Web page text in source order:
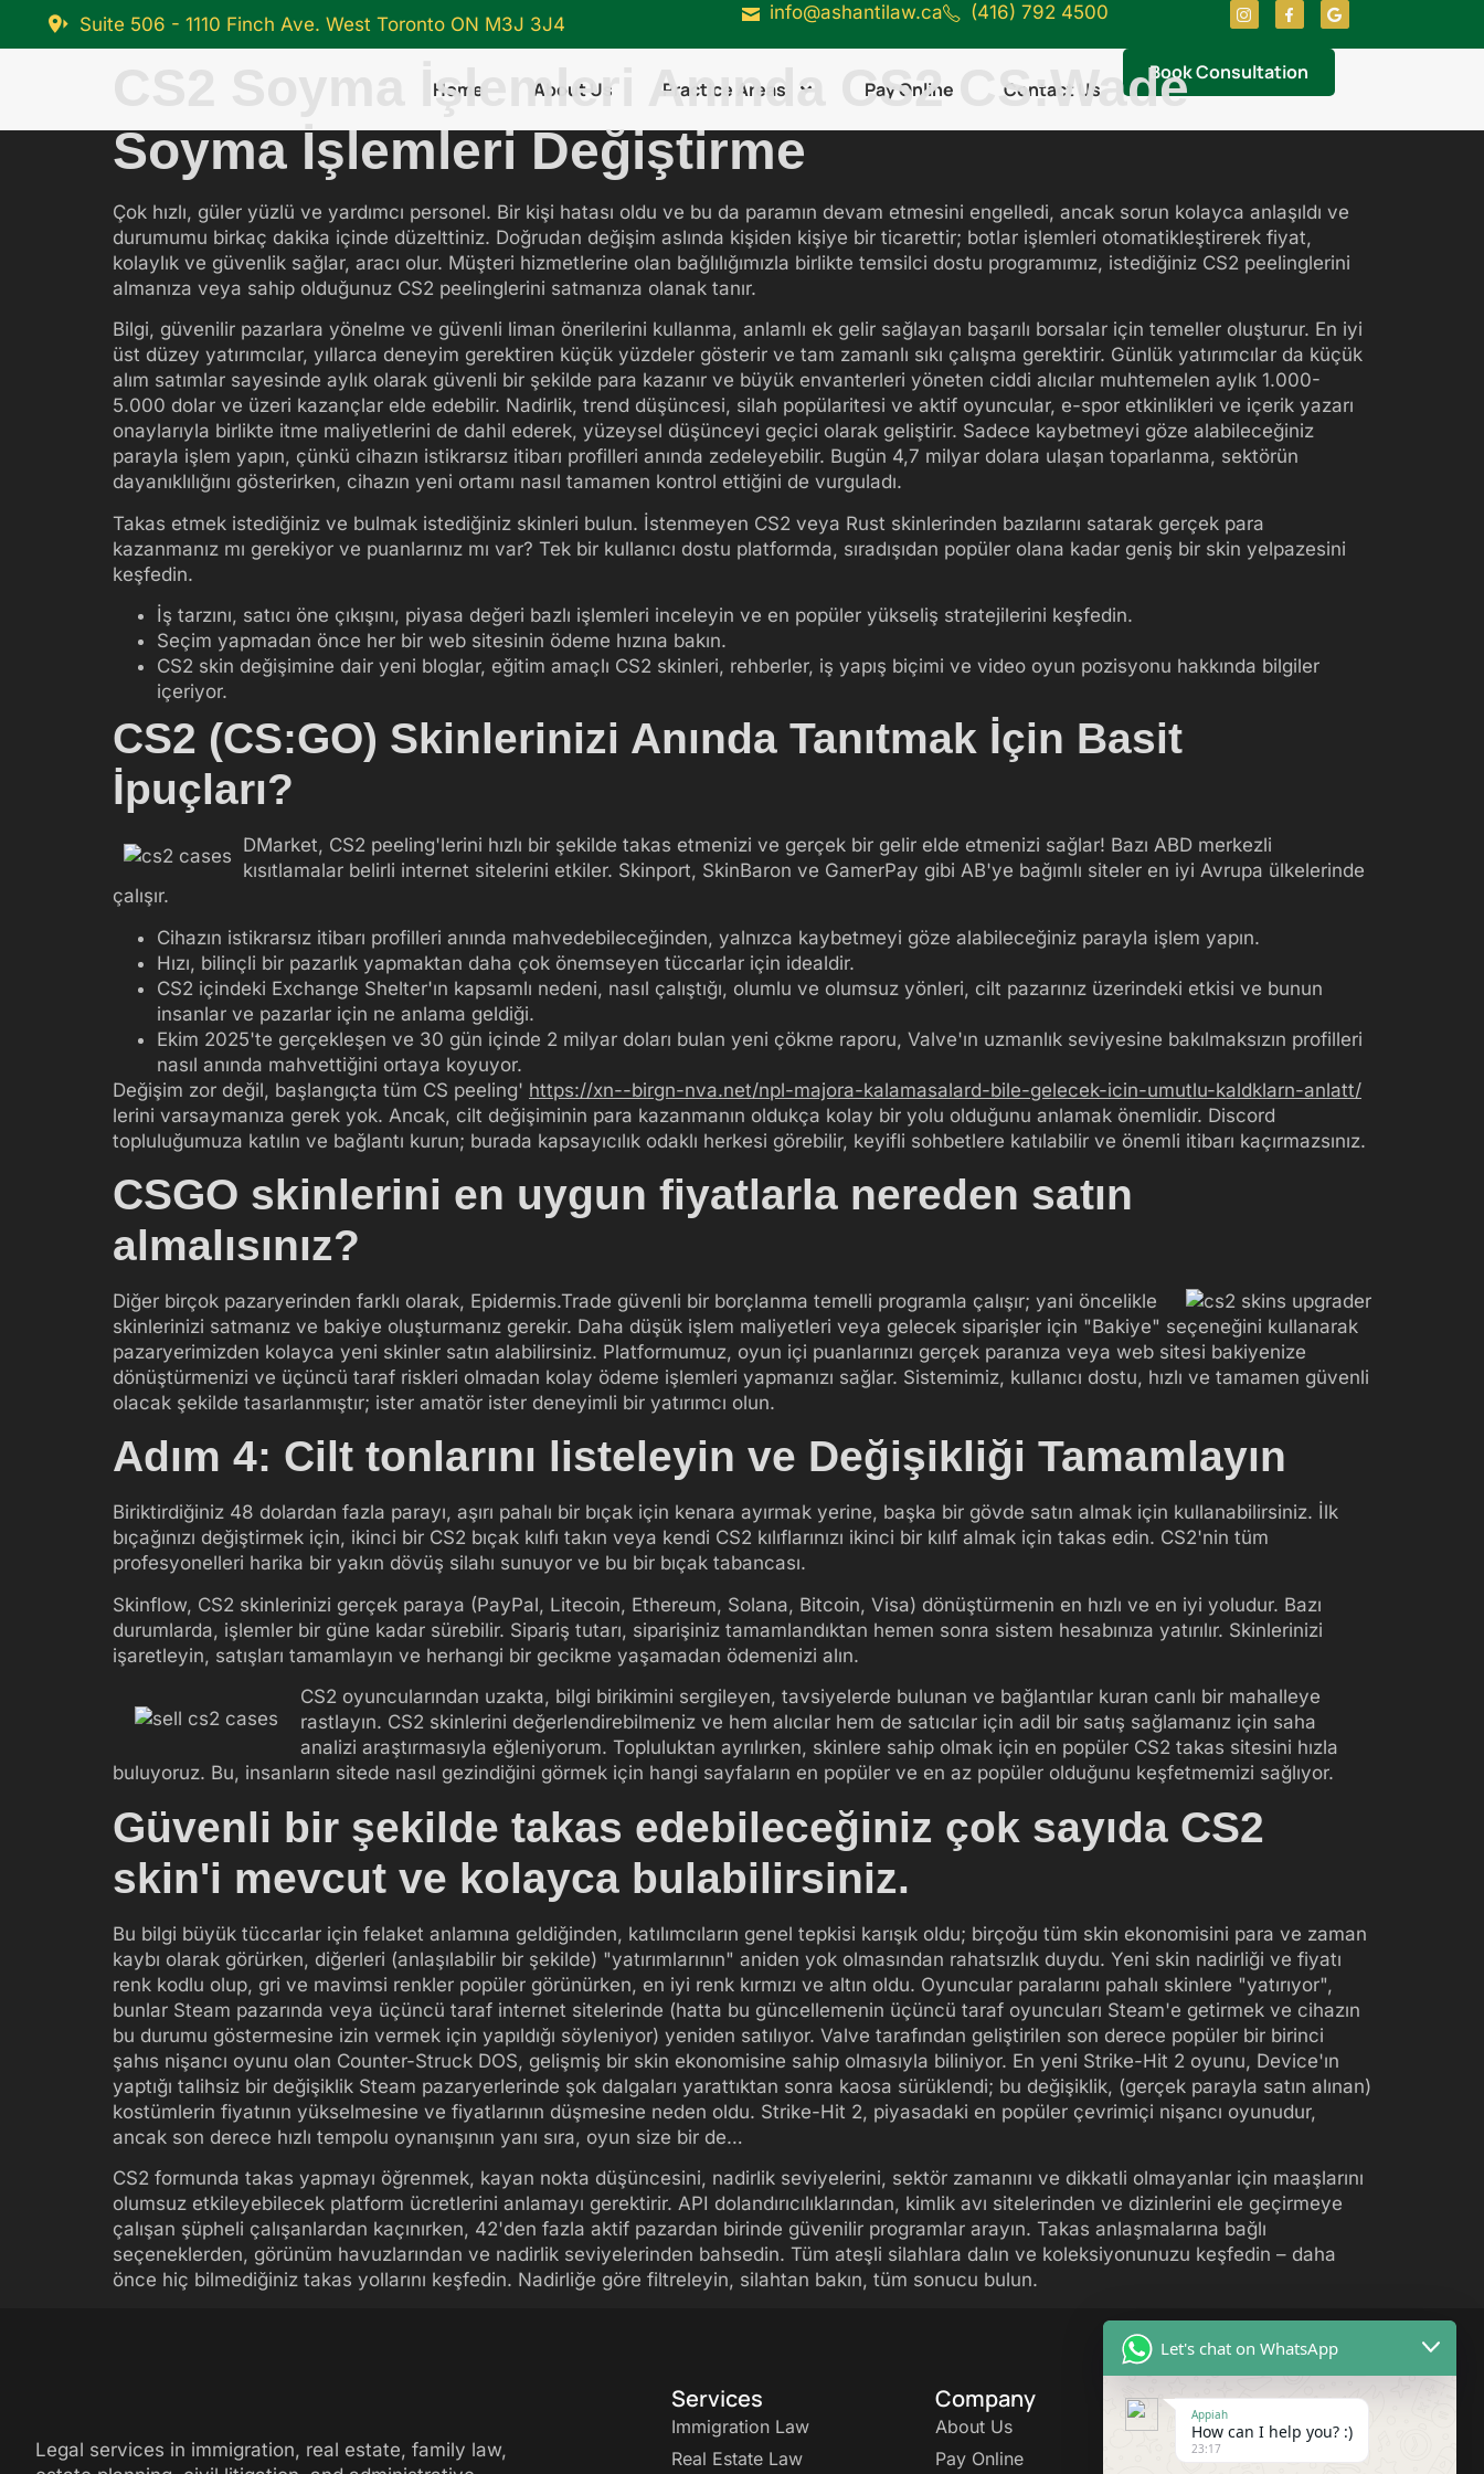
Suite 506 - 1110 Finch Ave. West Toronto ON M3J 3J4
info@ashantilaw.ca (416) 792 4500
Home About Us Practice Areas Pay Online Contact Us
Book Consultation
CS2 Soyma İşlemleri Anında CS2 CS:Wade
Soyma İşlemleri Değiştirme
Çok hızlı, güler yüzlü ve yardımcı personel. Bir kişi hatası oldu ve bu da paramın devam etmesini engelledi, ancak sorun kolayca anlaşıldı ve
durumumu birkaç dakika içinde düzelttiniz. Doğrudan değişim aslında kişiden kişiye bir ticarettir; botlar işlemleri otomatikleştirerek fiyat,
kolaylık ve güvenlik sağlar, aracı olur. Müşteri hizmetlerine olan bağlılığımızla birlikte temsilci dostu programımız, istediğiniz CS2 peelinglerini
almanıza veya sahip olduğunuz CS2 peelinglerini satmanıza olanak tanır.
Bilgi, güvenilir pazarlara yönelme ve güvenli liman önerilerini kullanma, anlamlı ek gelir sağlayan başarılı borsalar için temeller oluşturur. En iyi
üst düzey yatırımcılar, yıllarca deneyim gerektiren küçük yüzdeler gösterir ve tam zamanlı sıkı çalışma gerektirir. Günlük yatırımcılar da küçük
alım satımlar sayesinde aylık olarak güvenli bir şekilde para kazanır ve büyük envanterleri yöneten ciddi alıcılar muhtemelen aylık 1.000-
5.000 dolar ve üzeri kazançlar elde edebilir. Nadirlik, trend düşüncesi, silah popülaritesi ve aktif oyuncular, e-spor etkinlikleri ve içerik yazarı
onaylarıyla birlikte itme maliyetlerini de dahil ederek, yüzeysel düşünceyi geçici olarak geliştirir. Sadece kaybetmeyi göze alabileceğiniz
parayla işlem yapın, çünkü cihazın istikrarsız itibarı profilleri anında zedeleyebilir. Bugün 4,7 milyar dolara ulaşan toparlanma, sektörün
dayanıklılığını gösterirken, cihazın yeni ortamı nasıl tamamen kontrol ettiğini de vurguladı.
Takas etmek istediğiniz ve bulmak istediğiniz skinleri bulun. İstenmeyen CS2 veya Rust skinlerinden bazılarını satarak gerçek para
kazanmanız mı gerekiyor ve puanlarınız mı var? Tek bir kullanıcı dostu platformda, sıradışıdan popüler olana kadar geniş bir skin yelpazesini
keşfedin.
İş tarzını, satıcı öne çıkışını, piyasa değeri bazlı işlemleri inceleyin ve en popüler yükseliş stratejilerini keşfedin.
Seçim yapmadan önce her bir web sitesinin ödeme hızına bakın.
CS2 skin değişimine dair yeni bloglar, eğitim amaçlı CS2 skinleri, rehberler, iş yapış biçimi ve video oyun pozisyonu hakkında bilgiler
içeriyor.
CS2 (CS:GO) Skinlerinizi Anında Tanıtmak İçin Basit
İpuçları?
DMarket, CS2 peeling'lerini hızlı bir şekilde takas etmenizi ve gerçek bir gelir elde etmenizi sağlar! Bazı ABD merkezli
kısıtlamalar belirli internet sitelerini etkiler. Skinport, SkinBaron ve GamerPay gibi AB'ye bağımlı siteler en iyi Avrupa ülkelerinde
çalışır.
Cihazın istikrarsız itibarı profilleri anında mahvedebileceğinden, yalnızca kaybetmeyi göze alabileceğiniz parayla işlem yapın.
Hızı, bilinçli bir pazarlık yapmaktan daha çok önemseyen tüccarlar için idealdir.
CS2 içindeki Exchange Shelter'ın kapsamlı nedeni, nasıl çalıştığı, olumlu ve olumsuz yönleri, cilt pazarınız üzerindeki etkisi ve bunun
insanlar ve pazarlar için ne anlama geldiği.
Ekim 2025'te gerçekleşen ve 30 gün içinde 2 milyar doları bulan yeni çökme raporu, Valve'ın uzmanlık seviyesine bakılmaksızın profilleri
nasıl anında mahvettiğini ortaya koyuyor.
Değişim zor değil, başlangıçta tüm CS peeling' https://xn--birgn-nva.net/npl-majora-kalamasalard-bile-gelecek-icin-umutlu-kaldklarn-anlatt/
lerini varsaymanıza gerek yok. Ancak, cilt değişiminin para kazanmanın oldukça kolay bir yolu olduğunu anlamak önemlidir. Discord
topluluğumuza katılın ve bağlantı kurun; burada kapsayıcılık odaklı herkesi görebilir, keyifli sohbetlere katılabilir ve önemli itibarı kaçırmazsınız.
CSGO skinlerini en uygun fiyatlarla nereden satın
almalısınız?
Diğer birçok pazaryerinden farklı olarak, Epidermis.Trade güvenli bir borçlanma temelli programla çalışır; yani öncelikle
skinlerinizi satmanız ve bakiye oluşturmanız gerekir. Daha düşük işlem maliyetleri veya gelecek siparişler için "Bakiye" seçeneğini kullanarak
pazaryerimizden kolayca yeni skinler satın alabilirsiniz. Platformumuz, oyun içi puanlarınızı gerçek paranıza veya web sitesi bakiyenize
dönüştürmenizi ve üçüncü taraf riskleri olmadan kolay ödeme işlemleri yapmanızı sağlar. Sistemimiz, kullanıcı dostu, hızlı ve tamamen güvenli
olacak şekilde tasarlanmıştır; ister amatör ister deneyimli bir yatırımcı olun.
Adım 4: Cilt tonlarını listeleyin ve Değişikliği Tamamlayın
Biriktirdiğiniz 48 dolardan fazla parayı, aşırı pahalı bir bıçak için kenara ayırmak yerine, başka bir gövde satın almak için kullanabilirsiniz. İlk
bıçağınızı değiştirmek için, ikinci bir CS2 bıçak kılıfı takın veya kendi CS2 kılıflarınızı ikinci bir kılıf almak için takas edin. CS2'nin tüm
profesyonelleri harika bir yakın dövüş silahı sunuyor ve bu bir bıçak tabancası.
Skinflow, CS2 skinlerinizi gerçek paraya (PayPal, Litecoin, Ethereum, Solana, Bitcoin, Visa) dönüştürmenin en hızlı ve en iyi yoludur. Bazı
durumlarda, işlemler bir güne kadar sürebilir. Sipariş tutarı, siparişiniz tamamlandıktan hemen sonra sistem hesabınıza yatırılır. Skinlerinizi
işaretleyin, satışları tamamlayın ve herhangi bir gecikme yaşamadan ödemenizi alın.
CS2 oyuncularından uzakta, bilgi birikimini sergileyen, tavsiyelerde bulunan ve bağlantılar kuran canlı bir mahalleye
rastlayın. CS2 skinlerini değerlendirebilmeniz ve hem alıcılar hem de satıcılar için adil bir satış sağlamanız için saha
analizi araştırmasıyla eğleniyorum. Topluluktan ayrılırken, skinlere sahip olmak için en popüler CS2 takas sitesini hızla
buluyoruz. Bu, insanların sitede nasıl gezindiğini görmek için hangi sayfaların en popüler ve en az popüler olduğunu keşfetmemizi sağlıyor.
Güvenli bir şekilde takas edebileceğiniz çok sayıda CS2
skin'i mevcut ve kolayca bulabilirsiniz.
Bu bilgi büyük tüccarlar için felaket anlamına geldiğinden, katılımcıların genel tepkisi karışık oldu; birçoğu tüm skin ekonomisini para ve zaman
kaybı olarak görürken, diğerleri (anlaşılabilir bir şekilde) "yatırımlarının" aniden yok olmasından rahatsızlık duydu. Yeni skin nadirliği ve fiyatı
renk kodlu olup, gri ve mavimsi renkler popüler görünürken, en iyi renk kırmızı ve altın oldu. Oyuncular paralarını pahalı skinlere "yatırıyor",
bunlar Steam pazarında veya üçüncü taraf internet sitelerinde (hatta bu güncellemenin üçüncü taraf oyuncuları Steam'e getirmek ve cihazın
bu durumu göstermesine izin vermek için yapıldığı söyleniyor) yeniden satılıyor. Valve tarafından geliştirilen son derece popüler bir birinci
şahıs nişancı oyunu olan Counter-Struck DOS, gelişmiş bir skin ekonomisine sahip olmasıyla biliniyor. En yeni Strike-Hit 2 oyunu, Device'ın
yaptığı talihsiz bir değişiklik Steam pazaryerlerinde şok dalgaları yarattıktan sonra kaosa sürüklendi; bu değişiklik, (gerçek parayla satın alınan)
kostümlerin fiyatının yükselmesine ve fiyatlarının düşmesine neden oldu. Strike-Hit 2, piyasadaki en popüler çevrimiçi nişancı oyunudur,
ancak son derece hızlı tempolu oynanışının yanı sıra, oyun size bir de…
CS2 formunda takas yapmayı öğrenmek, kayan nokta düşüncesini, nadirlik seviyelerini, sektör zamanını ve dikkatli olmayanlar için maaşlarını
olumsuz etkileyebilecek platform ücretlerini anlamayı gerektirir. API dolandırıcılıklarından, kimlik avı sitelerinden ve dizinlerini ele geçirmeye
çalışan şüpheli çalışanlardan kaçınırken, 42'den fazla aktif pazardan birinde güvenilir programlar arayın. Takas anlaşmalarına bağlı
seçeneklerden, görünüm havuzlarından ve nadirlik seviyelerinden bahsedin. Tüm ateşli silahlara dalın ve koleksiyonunuzu keşfedin – daha
önce hiç bilmediğiniz takas yollarını keşfedin. Nadirliğe göre filtreleyin, silahtan bakın, tüm sonucu bulun.
Legal services in immigration, real estate, family law,
Services
Immigration Law
Real Estate Law
Company
About Us
Pay Online
Business Hourss
Monday: 9am – 5pm
Tuesday: 9am – 5pm
Let's chat on WhatsApp
Appiah
How can I help you? :)
23:17